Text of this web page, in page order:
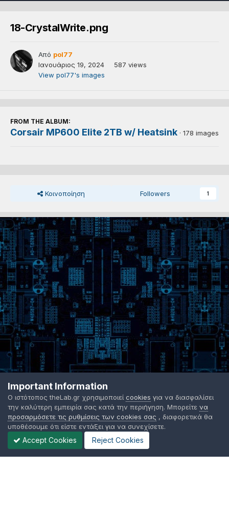
18-CrystalWrite.png
Από pol77
Ιανουάριος 19, 2024
587 views
View pol77's images
FROM THE ALBUM:
Corsair MP600 Elite 2TB w/ Heatsink · 178 images
Κοινοποίηση Followers 1
Important Information
Ο ιστότοπος theLab.gr χρησιμοποιεί cookies για να διασφαλίσει
την καλύτερη εμπειρία σας κατά την περιήγηση. Μπορείτε να
προσαρμόσετε τις ρυθμίσεις των cookies σας , διαφορετικά θα
υποθέσουμε ότι είστε εντάξει για να συνεχίσετε.
Accept Cookies Reject Cookies